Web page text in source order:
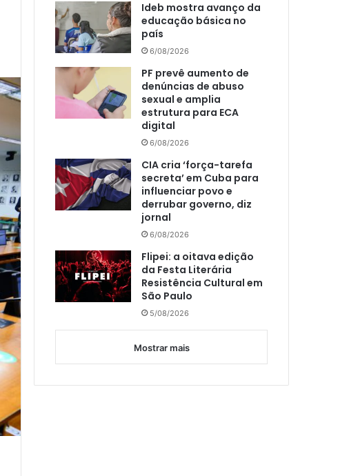
Ideb mostra avanço da
educação básica no
país
6/08/2026
PF prevê aumento de
denúncias de abuso
sexual e amplia
estrutura para ECA
digital
6/08/2026
CIA cria ‘força-tarefa
secreta’ em Cuba para
influenciar povo e
derrubar governo, diz
jornal
6/08/2026
Flipei: a oitava edição
da Festa Literária
Resistência Cultural em
São Paulo
5/08/2026
Mostrar mais